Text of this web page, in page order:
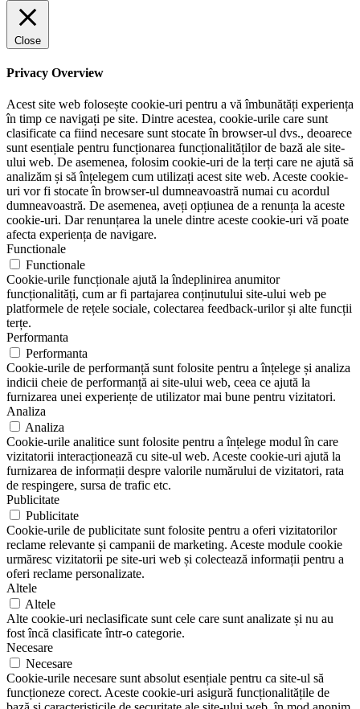
Close
Privacy Overview
Acest site web folosește cookie-uri pentru a vă îmbunătăți experiența
în timp ce navigați pe site. Dintre acestea, cookie-urile care sunt
clasificate ca fiind necesare sunt stocate în browser-ul dvs., deoarece
sunt esențiale pentru funcționarea funcționalităților de bază ale site-
ului web. De asemenea, folosim cookie-uri de la terți care ne ajută să
analizăm și să înțelegem cum utilizați acest site web. Aceste cookie-
uri vor fi stocate în browser-ul dumneavoastră numai cu acordul
dumneavoastră. De asemenea, aveți opțiunea de a renunța la aceste
cookie-uri. Dar renunțarea la unele dintre aceste cookie-uri vă poate
afecta experiența de navigare.
Functionale
Functionale
Cookie-urile funcționale ajută la îndeplinirea anumitor
funcționalități, cum ar fi partajarea conținutului site-ului web pe
platformele de rețele sociale, colectarea feedback-urilor și alte funcții
terțe.
Performanta
Performanta
Cookie-urile de performanță sunt folosite pentru a înțelege și analiza
indicii cheie de performanță ai site-ului web, ceea ce ajută la
furnizarea unei experiențe de utilizator mai bune pentru vizitatori.
Analiza
Analiza
Cookie-urile analitice sunt folosite pentru a înțelege modul în care
vizitatorii interacționează cu site-ul web. Aceste cookie-uri ajută la
furnizarea de informații despre valorile numărului de vizitatori, rata
de respingere, sursa de trafic etc.
Publicitate
Publicitate
Cookie-urile de publicitate sunt folosite pentru a oferi vizitatorilor
reclame relevante și campanii de marketing. Aceste module cookie
urmăresc vizitatorii pe site-uri web și colectează informații pentru a
oferi reclame personalizate.
Altele
Altele
Alte cookie-uri neclasificate sunt cele care sunt analizate și nu au
fost încă clasificate într-o categorie.
Necesare
Necesare
Cookie-urile necesare sunt absolut esențiale pentru ca site-ul să
funcționeze corect. Aceste cookie-uri asigură funcționalitățile de